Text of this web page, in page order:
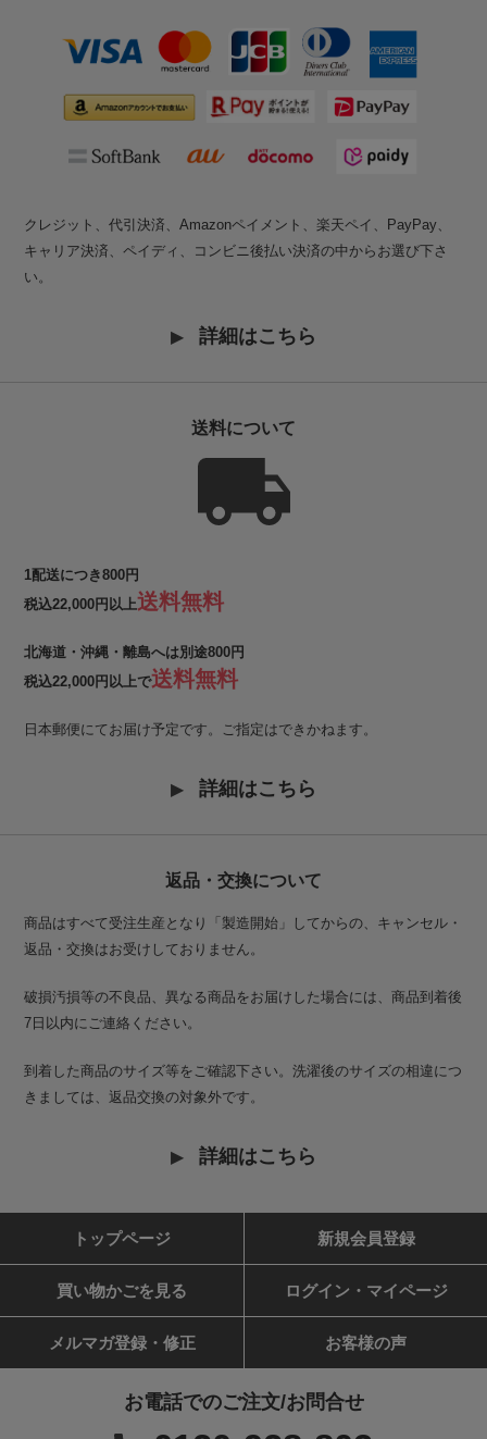
クレジット、代引決済、Amazonペイメント、楽天ペイ、PayPay、
キャリア決済、ペイディ、コンビニ後払い決済の中からお選び下さ
い。
詳細はこちら
送料について
1配送につき800円
税込22,000円以上送料無料
北海道・沖縄・離島へは別途800円
税込22,000円以上で送料無料
日本郵便にてお届け予定です。ご指定はできかねます。
詳細はこちら
返品・交換について
商品はすべて受注生産となり「製造開始」してからの、キャンセル・
返品・交換はお受けしておりません。
破損汚損等の不良品、異なる商品をお届けした場合には、商品到着後
7日以内にご連絡ください。
到着した商品のサイズ等をご確認下さい。洗濯後のサイズの相違につ
きましては、返品交換の対象外です。
詳細はこちら
トップページ 新規会員登録
買い物かごを見る ログイン・マイページ
メルマガ登録・修正 お客様の声
お電話でのご注文/お問合せ